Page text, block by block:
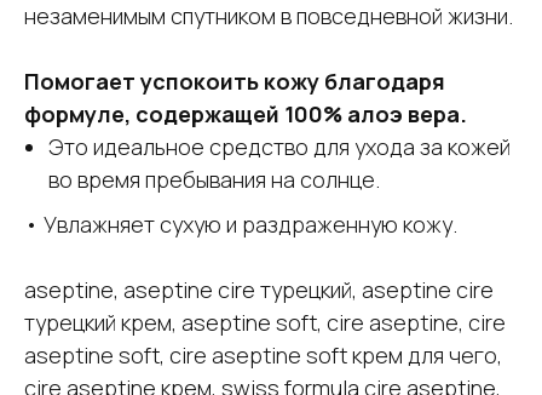
незаменимым спутником в повседневной жизни.
Помогает успокоить кожу благодаря
формуле, содержащей 100% алоэ вера.
Это идеальное средство для ухода за кожей
во время пребывания на солнце.
• Увлажняет сухую и раздраженную кожу.
aseptine, aseptine cire турецкий, aseptine cire
турецкий крем, aseptine soft, cire aseptine, cire
aseptine soft, cire aseptine soft крем для чего,
cire aseptine крем, swiss formula cire aseptine,